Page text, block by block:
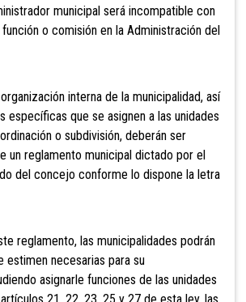
municipal será incompatible con
o comisión en la Administración del
interna de la municipalidad, así
específicas que se asignen a las unidades
o subdivisión, deberán ser
un reglamento municipal dictado por el
del concejo conforme lo dispone la letra
reglamento, las municipalidades podrán
estimen necesarias para su
asignarle funciones de las unidades
21, 22, 23, 25 y 27 de esta ley, las